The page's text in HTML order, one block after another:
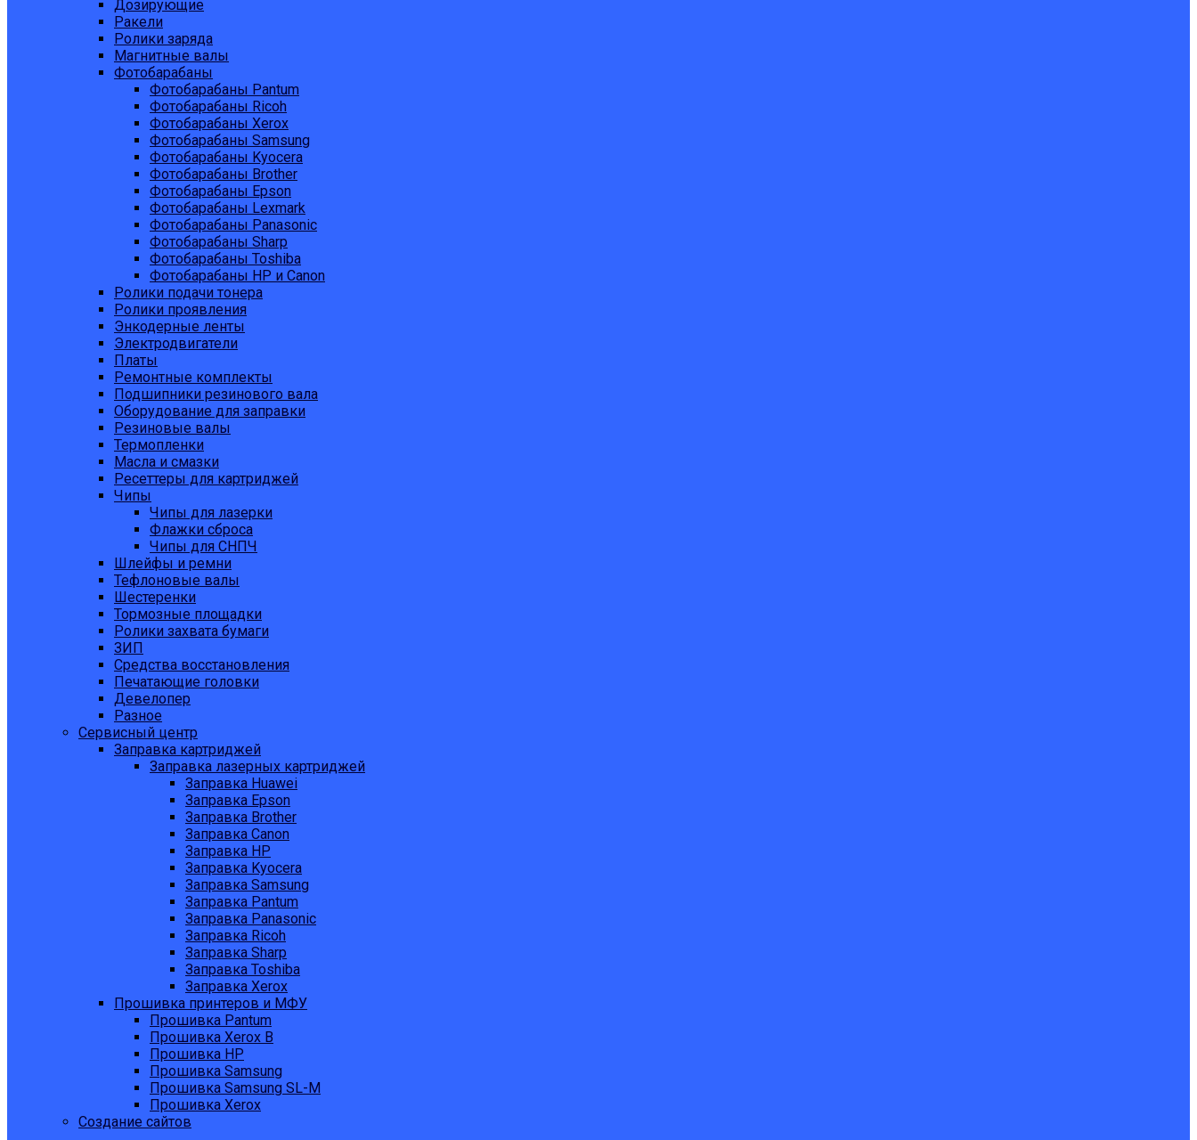
Дозирующие
Ракели
Ролики заряда
Магнитные валы
Фотобарабаны
Фотобарабаны Pantum
Фотобарабаны Ricoh
Фотобарабаны Xerox
Фотобарабаны Samsung
Фотобарабаны Kyocera
Фотобарабаны Brother
Фотобарабаны Epson
Фотобарабаны Lexmark
Фотобарабаны Panasonic
Фотобарабаны Sharp
Фотобарабаны Toshiba
Фотобарабаны HP и Canon
Ролики подачи тонера
Ролики проявления
Энкодерные ленты
Электродвигатели
Платы
Ремонтные комплекты
Подшипники резинового вала
Оборудование для заправки
Резиновые валы
Термопленки
Масла и смазки
Ресеттеры для картриджей
Чипы
Чипы для лазерки
Флажки сброса
Чипы для СНПЧ
Шлейфы и ремни
Тефлоновые валы
Шестеренки
Тормозные площадки
Ролики захвата бумаги
ЗИП
Средства восстановления
Печатающие головки
Девелопер
Разное
Сервисный центр
Заправка картриджей
Заправка лазерных картриджей
Заправка Huawei
Заправка Epson
Заправка Brother
Заправка Canon
Заправка HP
Заправка Kyocera
Заправка Samsung
Заправка Pantum
Заправка Panasonic
Заправка Ricoh
Заправка Sharp
Заправка Toshiba
Заправка Xerox
Прошивка принтеров и МФУ
Прошивка Pantum
Прошивка Xerox B
Прошивка HP
Прошивка Samsung
Прошивка Samsung SL-M
Прошивка Xerox
Создание сайтов